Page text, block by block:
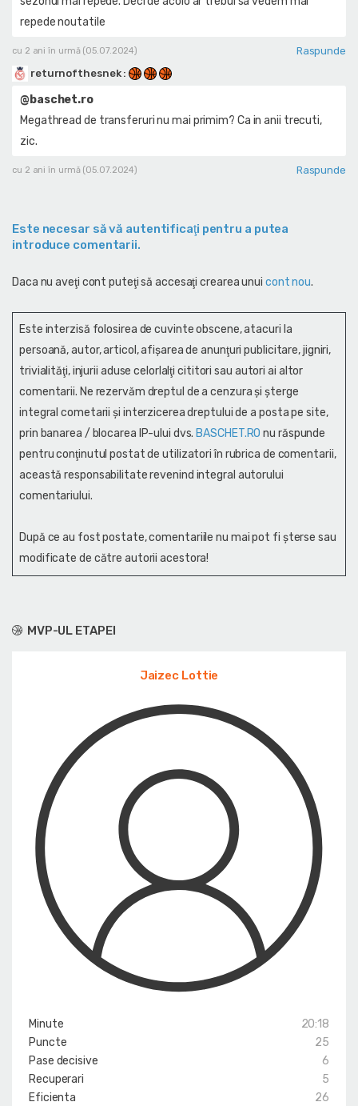
MVP-UL ETAPEI
Jaizec Lottie
Minute
20:18
Puncte
25
Pase decisive
6
Recuperari
5
Eficienta
26
repede noutatile
cu 2 ani în urmă (05.07.2024)
Raspunde
returnofthesnek :
@baschet.ro
Megathread de transferuri nu mai primim? Ca in anii trecuti,
zic.
cu 2 ani în urmă (05.07.2024) Raspunde
Este necesar să vă autentificaţi pentru a putea
introduce comentarii.
Daca nu aveţi cont puteţi să accesaţi crearea unui cont nou.
Este interzisă folosirea de cuvinte obscene, atacuri la
persoană, autor, articol, afişarea de anunţuri publicitare, jigniri,
trivialităţi, injurii aduse celorlalţi cititori sau autori ai altor
comentarii. Ne rezervăm dreptul de a cenzura și şterge
integral cometarii și interzicerea dreptului de a posta pe site,
prin banarea / blocarea IP-ului dvs. BASCHET.RO nu răspunde
pentru conţinutul postat de utilizatori în rubrica de comentarii,
această responsabilitate revenind integral autorului
comentariului.
După ce au fost postate, comentariile nu mai pot fi șterse sau
modificate de către autorii acestora!